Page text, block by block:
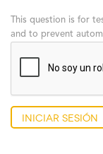
This question is for
and to prevent
Iniciar sesión